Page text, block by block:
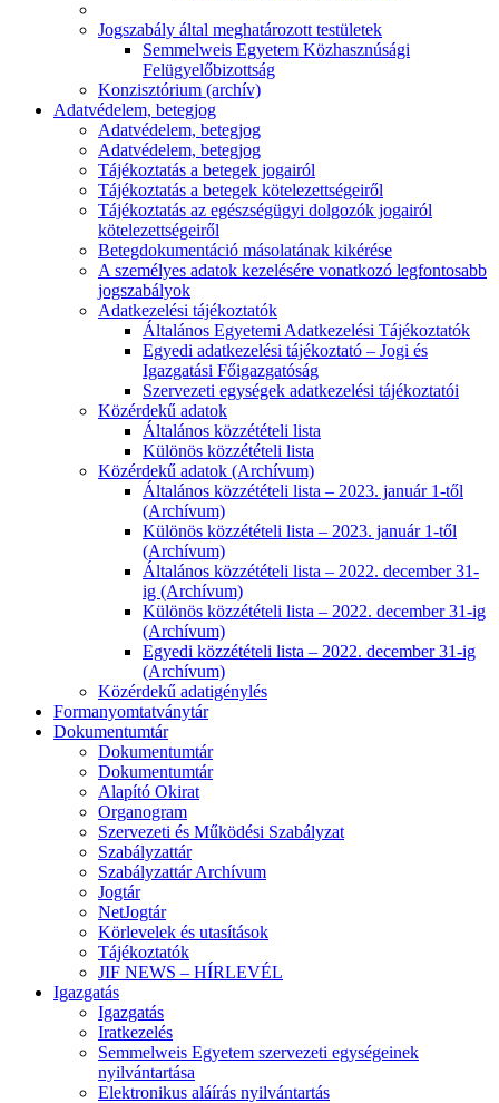
Jogszabály által meghatározott testületek
Semmelweis Egyetem Közhasznúsági
Felügyelőbizottság
Konzisztórium (archív)
Adatvédelem, betegjog
Adatvédelem, betegjog
Adatvédelem, betegjog
Tájékoztatás a betegek jogairól
Tájékoztatás a betegek kötelezettségeiről
Tájékoztatás az egészségügyi dolgozók jogairól
kötelezettségeiről
Betegdokumentáció másolatának kikérése
A személyes adatok kezelésére vonatkozó legfontosabb
jogszabályok
Adatkezelési tájékoztatók
Általános Egyetemi Adatkezelési Tájékoztatók
Egyedi adatkezelési tájékoztató – Jogi és
Igazgatási Főigazgatóság
Szervezeti egységek adatkezelési tájékoztatói
Közérdekű adatok
Általános közzétételi lista
Különös közzétételi lista
Közérdekű adatok (Archívum)
Általános közzétételi lista – 2023. január 1-től
(Archívum)
Különös közzétételi lista – 2023. január 1-től
(Archívum)
Általános közzétételi lista – 2022. december 31-
ig (Archívum)
Különös közzétételi lista – 2022. december 31-ig
(Archívum)
Egyedi közzétételi lista – 2022. december 31-ig
(Archívum)
Közérdekű adatigénylés
Formanyomtatványtár
Dokumentumtár
Dokumentumtár
Dokumentumtár
Alapító Okirat
Organogram
Szervezeti és Működési Szabályzat
Szabályzattár
Szabályzattár Archívum
Jogtár
NetJogtár
Körlevelek és utasítások
Tájékoztatók
JIF NEWS – HÍRLEVÉL
Igazgatás
Igazgatás
Iratkezelés
Semmelweis Egyetem szervezeti egységeinek
nyilvántartása
Elektronikus aláírás nyilvántartás